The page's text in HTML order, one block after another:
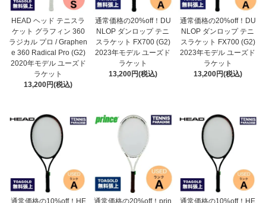
HEAD ヘッド テニスラ
ケット グラフィン 360
ラジカル プロ / Graphen
e 360 Radical Pro (G2)
2020年モデル ユーズド
ラケット
13,200円(税込)
通常価格の20%off！DU
NLOP ダンロップ テニ
スラケット FX700 (G2)
2023年モデル ユーズド
ラケット
13,200円(税込)
通常価格の20%off！DU
NLOP ダンロップ テニ
スラケット FX700 (G2)
2023年モデル ユーズド
ラケット
13,200円(税込)